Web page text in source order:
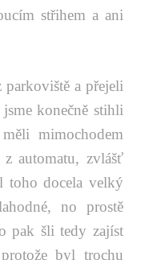
střihem a ani
a přejeli
konečně stihli
mimochodem
automatu, zvlášť
toho docela velký
no prostě
pak šli tedy zajíst
byl trochu